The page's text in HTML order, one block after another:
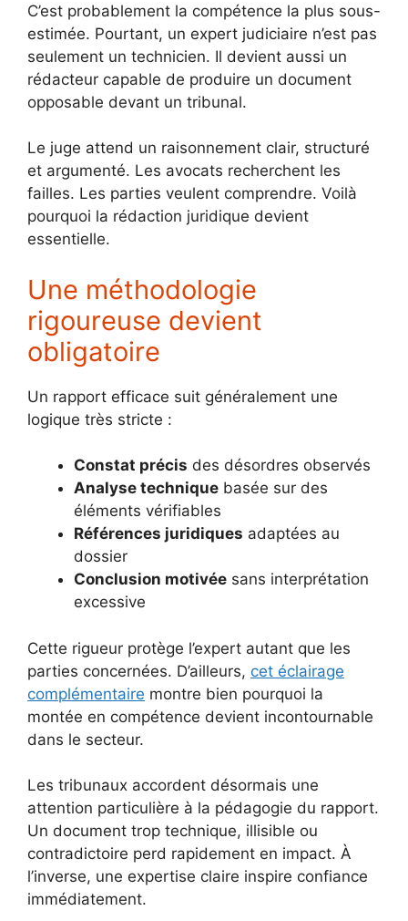
C’est probablement la compétence la plus sous-
estimée. Pourtant, un expert judiciaire n’est pas
seulement un technicien. Il devient aussi un
rédacteur capable de produire un document
opposable devant un tribunal.
Le juge attend un raisonnement clair, structuré
et argumenté. Les avocats recherchent les
failles. Les parties veulent comprendre. Voilà
pourquoi la rédaction juridique devient
essentielle.
Une méthodologie
rigoureuse devient
obligatoire
Un rapport efficace suit généralement une
logique très stricte :
Constat précis des désordres observés
Analyse technique basée sur des
éléments vérifiables
Références juridiques adaptées au
dossier
Conclusion motivée sans interprétation
excessive
Cette rigueur protège l’expert autant que les
parties concernées. D’ailleurs, cet éclairage
complémentaire montre bien pourquoi la
montée en compétence devient incontournable
dans le secteur.
Les tribunaux accordent désormais une
attention particulière à la pédagogie du rapport.
Un document trop technique, illisible ou
contradictoire perd rapidement en impact. À
l’inverse, une expertise claire inspire confiance
immédiatement.